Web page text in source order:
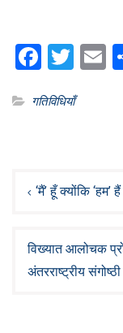
गतिविधियाँ
navigation
‘मैं’ हूँ क्योंकि ‘हम’
विख्यात आलोचक
अंतरराष्ट्रीय संगोष्ठी